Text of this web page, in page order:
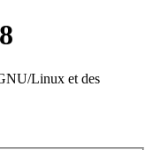
Linux et des